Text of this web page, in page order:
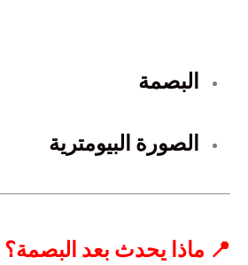
البصمة
الصورة البيومترية
📍 ماذا يحدث بعد البصمة؟